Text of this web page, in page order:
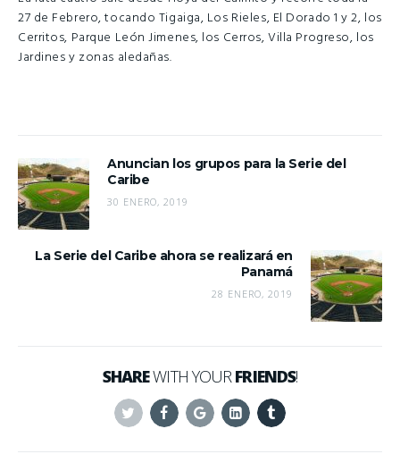
27 de Febrero, tocando Tigaiga, Los Rieles, El Dorado 1 y 2, los
Cerritos, Parque León Jimenes, los Cerros, Villa Progreso, los
Jardines y zonas aledañas.
Anuncian los grupos para la Serie del
Caribe
30 ENERO, 2019
La Serie del Caribe ahora se realizará en
Panamá
28 ENERO, 2019
SHAREWITH YOURFRIENDS!